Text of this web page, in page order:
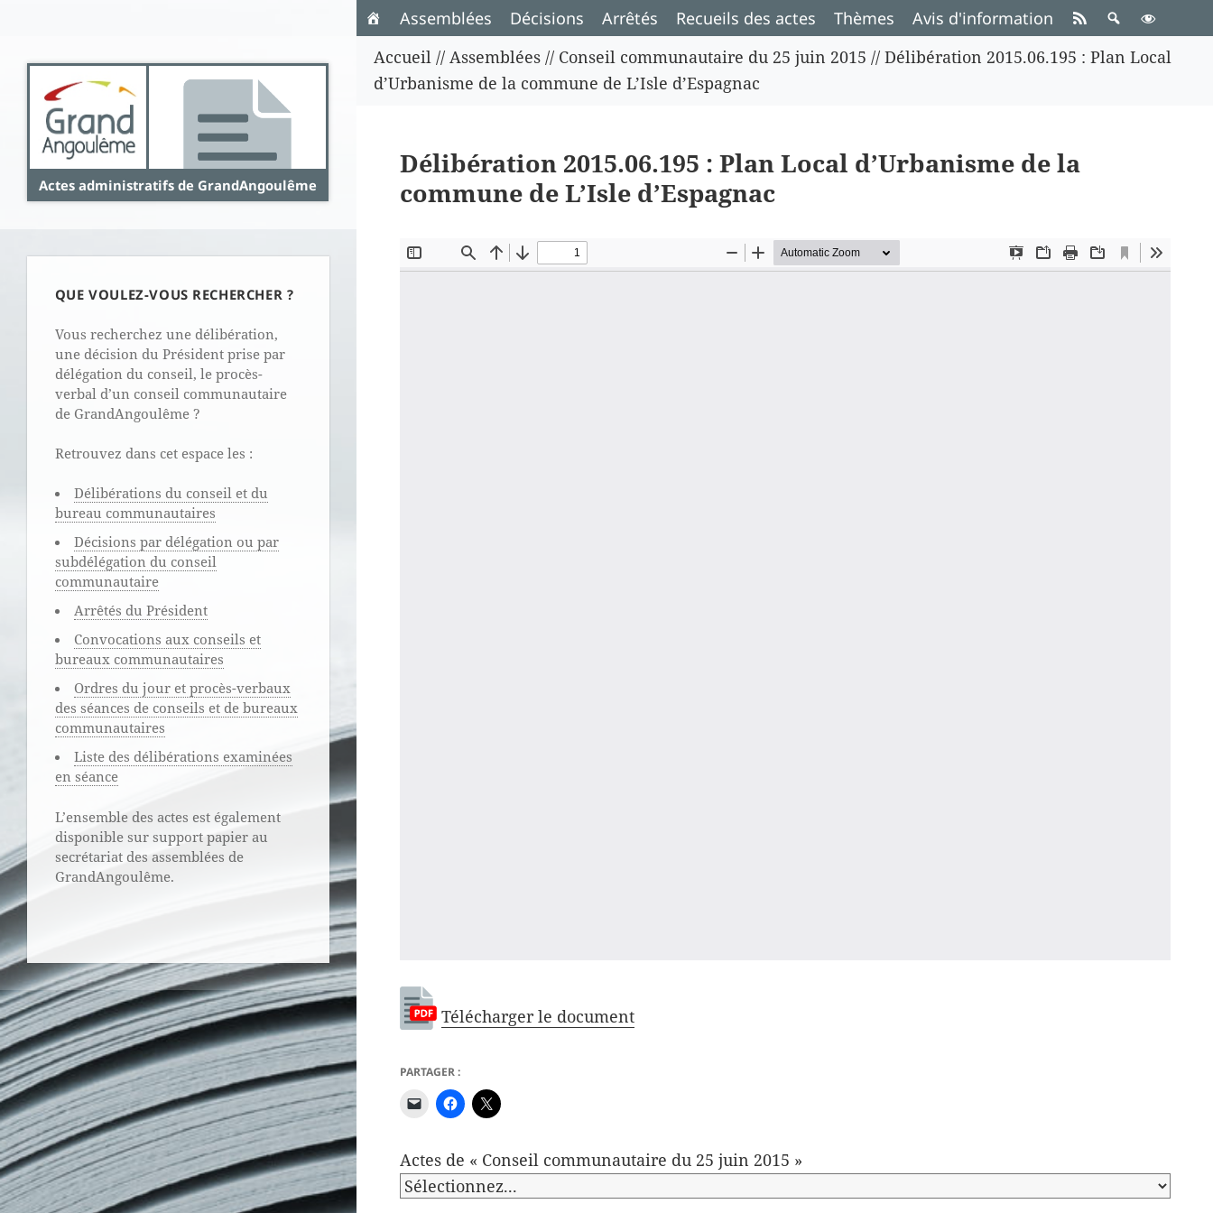
Actes administratifs de GrandAngoulême
QUE VOULEZ-VOUS RECHERCHER ?
Vous recherchez une délibération,
une décision du Président prise par
délégation du conseil, le procès-
verbal d’un conseil communautaire
de GrandAngoulême ?
Retrouvez dans cet espace les :
Délibérations du conseil et du
bureau communautaires
Décisions par délégation ou par
subdélégation du conseil
communautaire
Arrêtés du Président
Convocations aux conseils et
bureaux communautaires
Ordres du jour et procès-verbaux
des séances de conseils et de bureaux
communautaires
Liste des délibérations examinées
en séance
L’ensemble des actes est également
disponible sur support papier au
secrétariat des assemblées de
GrandAngoulême.
Assemblées Décisions Arrêtés Recueils des actes Thèmes
Avis d'information
Accueil //Assemblées // Conseil communautaire du 25 juin 2015 //Délibération 2015.06.195 : Plan Local
d’Urbanisme de la commune de L’Isle d’Espagnac
Délibération 2015.06.195 : Plan Local d’Urbanisme de la
commune de L’Isle d’Espagnac
Télécharger le document
PARTAGER :
Actes de « Conseil communautaire du 25 juin 2015 »